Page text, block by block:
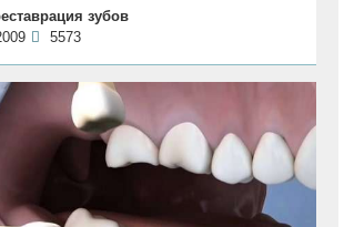
зубов
5573